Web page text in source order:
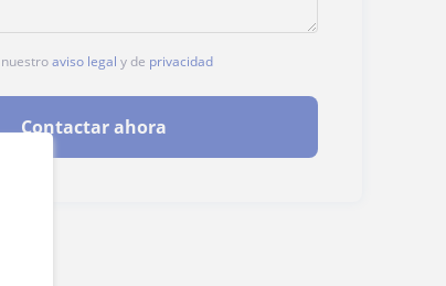
nuestroaviso legal y de privacidad
Contactar ahora